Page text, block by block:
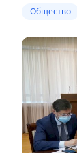
Общество